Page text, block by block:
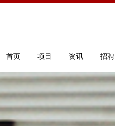
首页 项目 资讯 招聘